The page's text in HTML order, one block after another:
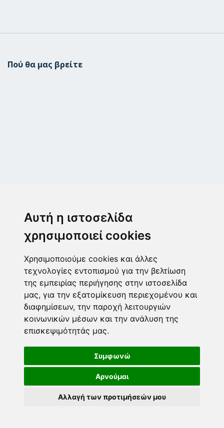
Αυτή η ιστοσελίδα
χρησιμοποιεί cookies
Χρησιμοποιούμε cookies και άλλες
τεχνολογίες εντοπισμού για την βελτίωση
της εμπειρίας περιήγησης στην ιστοσελίδα
μας, για την εξατομίκευση περιεχομένου και
διαφημίσεων, την παροχή λειτουργιών
κοινωνικών μέσων και την ανάλυση της
επισκεψιμότητάς μας.
Συμφωνώ
Αρνούμαι
Αλλαγή των προτιμήσεών μου
Πού θα μας βρείτε
2102843411
6932215191
info@paulis.gr
Ωράριο καταστήματος
Ασφαλές περιβάλλον πληρωμών
Τρόποι πληρωμής Ακολουθήστε μας
DEVELOPED BY